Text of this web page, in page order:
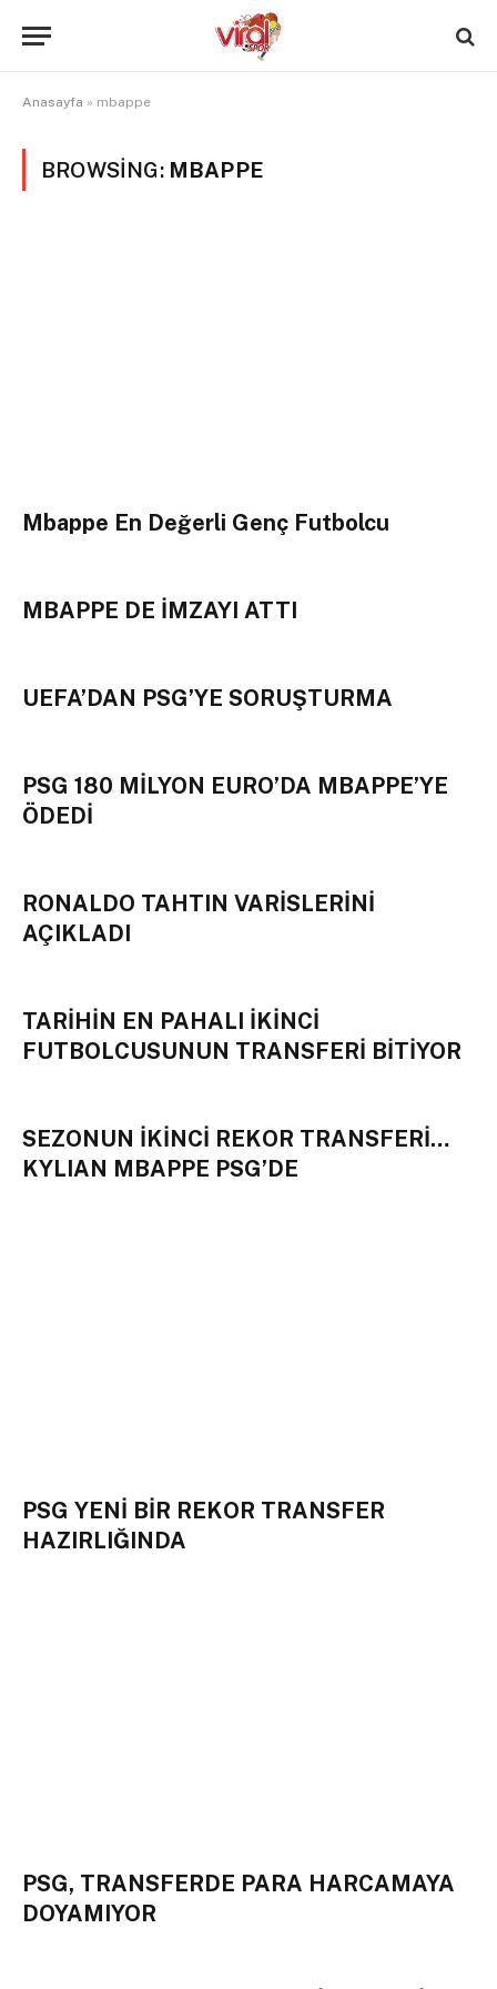
Anasayfa » mbappe
BROWSING: MBAPPE
Mbappe En Değerli Genç Futbolcu
MBAPPE DE İMZAYI ATTI
UEFA’DAN PSG’YE SORUŞTURMA
PSG 180 MİLYON EURO’DA MBAPPE’YE
ÖDEDİ
RONALDO TAHTIN VARİSLERİNİ
AÇIKLADI
TARİHİN EN PAHALI İKİNCİ
FUTBOLCUSUNUN TRANSFERİ BİTİYOR
SEZONUN İKİNCİ REKOR TRANSFERİ…
KYLIAN MBAPPE PSG’DE
PSG YENİ BİR REKOR TRANSFER
HAZIRLIĞINDA
PSG, TRANSFERDE PARA HARCAMAYA
DOYAMIYOR